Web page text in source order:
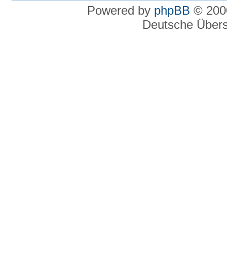
Powered by phpBB ©
Deutsche